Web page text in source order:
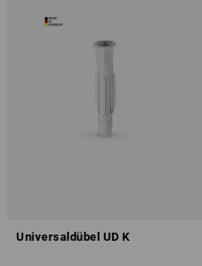
Universaldübel UD K